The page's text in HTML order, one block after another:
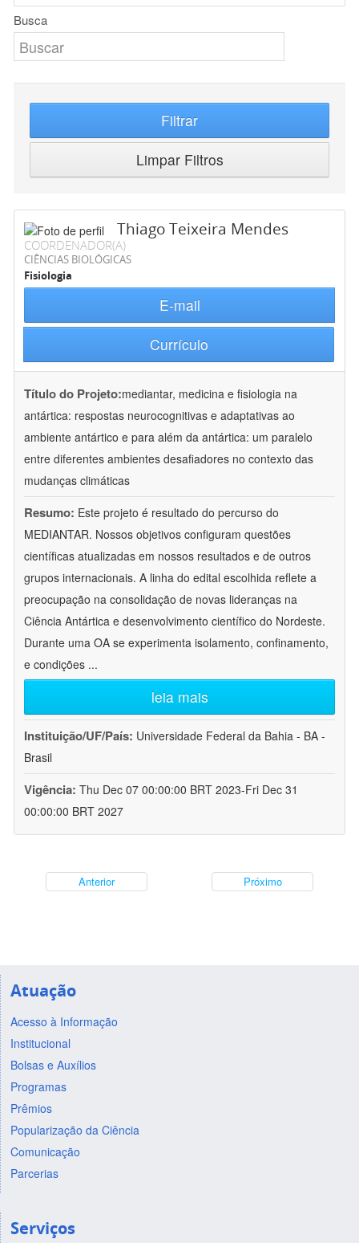
Busca
Filtrar
Limpar Filtros
Thiago Teixeira Mendes
COORDENADOR(A)
CIÊNCIAS BIOLÓGICAS
Fisiologia
E-mail
Currículo
Título do Projeto:mediantar, medicina e fisiologia na
antártica: respostas neurocognitivas e adaptativas ao
ambiente antártico e para além da antártica: um paralelo
entre diferentes ambientes desafiadores no contexto das
mudanças climáticas
Resumo: Este projeto é resultado do percurso do
MEDIANTAR. Nossos objetivos configuram questões
científicas atualizadas em nossos resultados e de outros
grupos internacionais. A linha do edital escolhida reflete a
preocupação na consolidação de novas lideranças na
Ciência Antártica e desenvolvimento científico do Nordeste.
Durante uma OA se experimenta isolamento, confinamento,
e condições ...
leia mais
Instituição/UF/País: Universidade Federal da Bahia - BA -
Brasil
Vigência: Thu Dec 07 00:00:00 BRT 2023-Fri Dec 31
00:00:00 BRT 2027
Anterior Próximo
Atuação
Acesso à Informação
Institucional
Bolsas e Auxílios
Programas
Prêmios
Popularização da Ciência
Comunicação
Parcerias
Serviços